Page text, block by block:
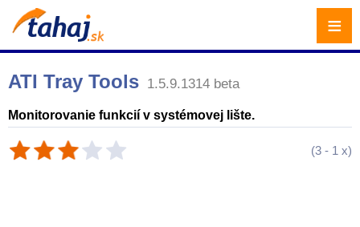
ATI Tray Tools 1.5.9.1314 beta
Monitorovanie funkcií v systémovej lište.
(3 - 1 x)
≡